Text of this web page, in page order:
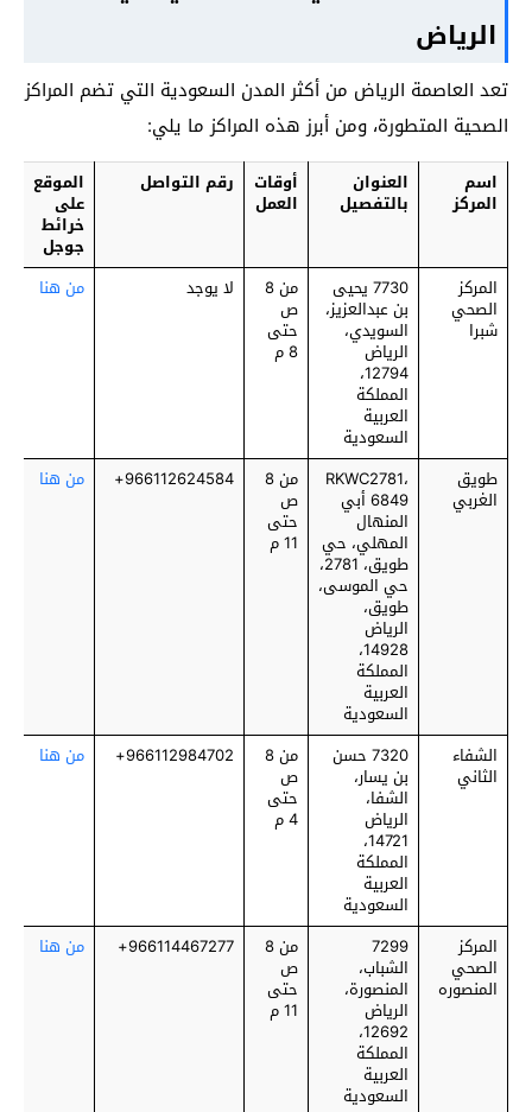
الرياض
تعد العاصمة الرياض من أكثر المدن السعودية التي تضم المراكز
الصحية المتطورة، ومن أبرز هذه المراكز ما يلي:
اسم
المركز
العنوان
بالتفصيل
أوقات
العمل
رقم التواصل الموقع
على
خرائط
جوجل
المركز
الصحي
شبرا
7730 يحيى
بن عبدالعزيز،
السويدي،
الرياض
12794،
المملكة
العربية
السعودية
من 8
ص
حتى
8 م
لا يوجد من هنا
طويق
الغربي
RKWC2781،
6849 أبي
المنهال
المهلي، حي
طويق، 2781،
حي الموسى،
طويق،
الرياض
14928،
المملكة
العربية
السعودية
من 8
ص
حتى
11 م
966112624584+ من هنا
الشفاء
الثاني
7320 حسن
بن يسار،
الشفا،
الرياض
14721،
المملكة
العربية
السعودية
من 8
ص
حتى
4 م
966112984702+ من هنا
المركز
الصحي
المنصوره
7299
الشباب،
المنصورة،
الرياض
12692،
المملكة
العربية
السعودية
من 8
ص
حتى
11 م
966114467277+ من هنا